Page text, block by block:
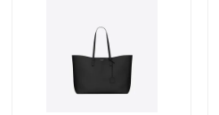
Fabrieksreis